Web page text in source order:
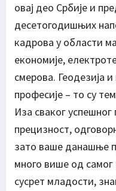
овај део Србије и
десетогодишњих
кадрова у области
економије,
смерова. Геодезија
професије – то су
Иза сваког успешног
прецизност,
зато ваше данашње
много више од
сусрет младости,